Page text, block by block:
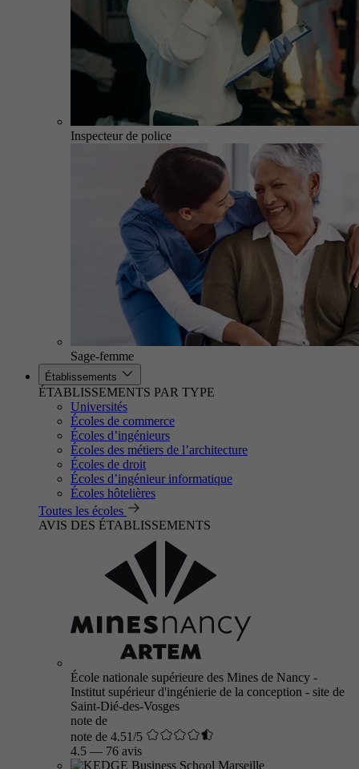
Inspecteur de police
Sage-femme
Établissements
ÉTABLISSEMENTS PAR TYPE
Universités
Écoles de commerce
Écoles d’ingénieurs
Écoles des métiers de l’architecture
Écoles de droit
Écoles d’ingénieur informatique
Écoles hôtelières
Toutes les écoles
AVIS DES ÉTABLISSEMENTS
École nationale supérieure des Mines de Nancy -
Institut supérieur d'ingénierie de la conception - site de
Saint-Dié-des-Vosges
note de
note de 4.51/5
4.5 — 76 avis